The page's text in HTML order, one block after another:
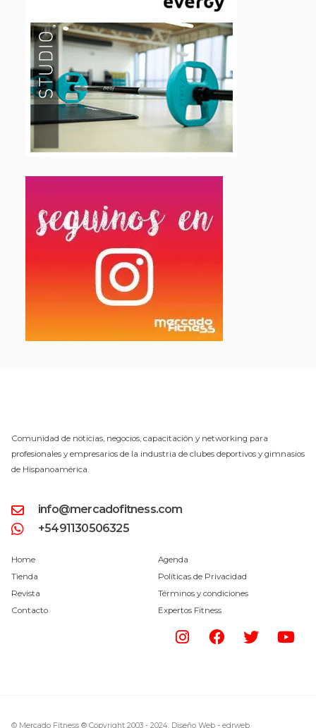
Comunidad de noticias, negocios, capacitación y networking para
profesionales y empresarios de la industria de clubes deportivos y gimnasios
de Hispanoamérica.
info@mercadofitness.com
+5491130506325
Home
Tienda
Revista
Contacto
Agenda
Políticas de Privacidad
Términos y condiciones
Expertos Fitness
© Mercado Fitness ® Copyright 2003 - 2024. Diseño Web - edrweb